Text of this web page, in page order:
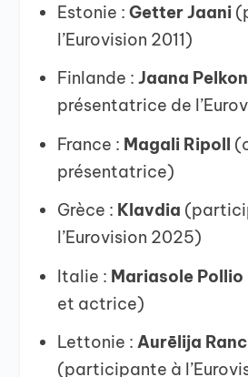
Estonie : Getter Jaani
l’Eurovision 2011)
Finlande : Jaana
présentatrice de
France : Magali Ripoll
présentatrice)
Grèce : Klavdia
l’Eurovision 2025)
Italie : Mariasole Pollio
et actrice)
Lettonie : Aurēlija
(participante à